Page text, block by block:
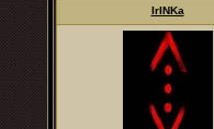
IrINKa